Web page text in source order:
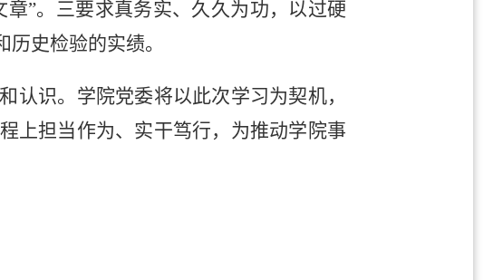
”。三要求真务实、久久为功，以过硬
史检验的实绩。
认识。学院党委将以此次学习为契机，
上担当作为、实干笃行，为推动学院事